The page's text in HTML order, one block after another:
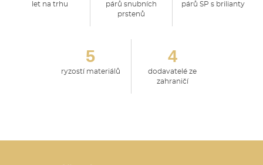
let na trhu
párů snubních
prstenů
párů SP s brilianty
5
ryzostí materiálů
4
dodavatelé ze
zahraničí